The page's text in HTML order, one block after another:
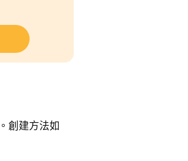
。創建方法如